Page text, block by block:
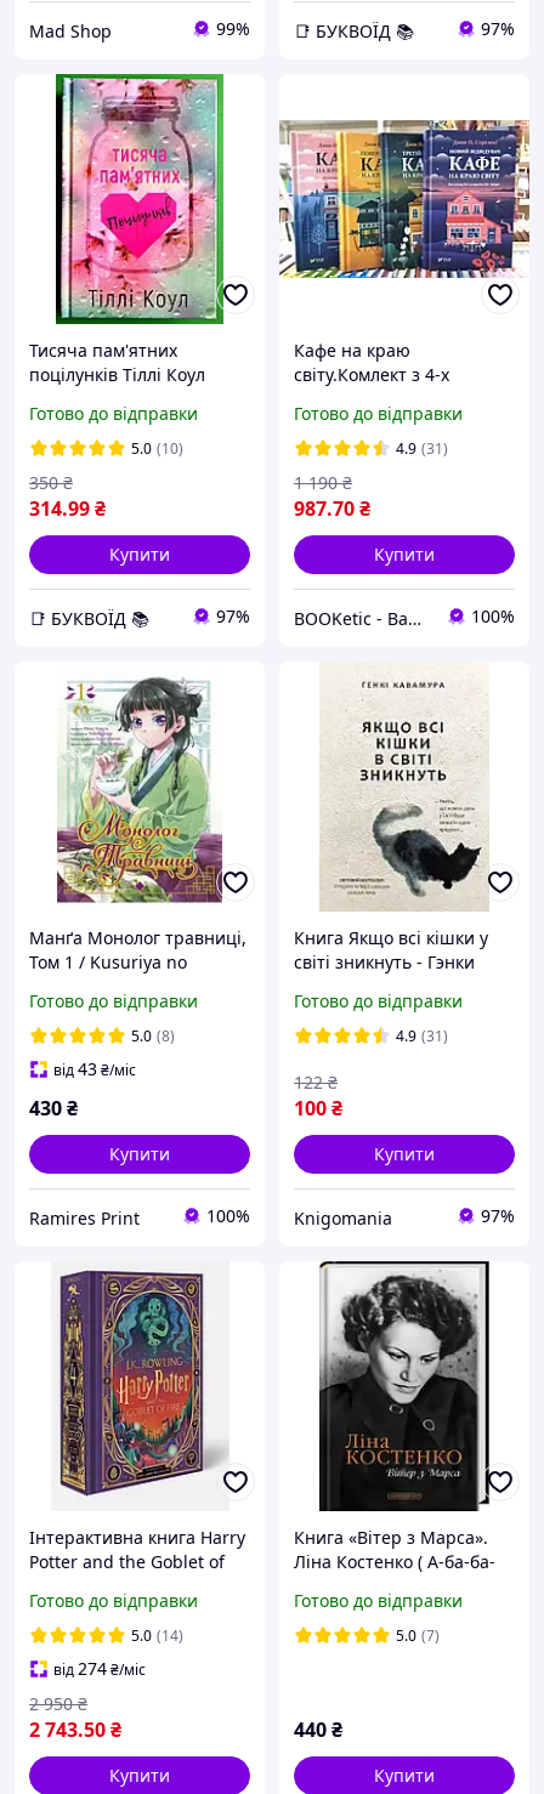
Mad Shop 99% 📑 БУКВОЇД 📚 97%
Тисяча пам'ятних
поцілунків Тіллі Коул
памятних поцілунків
Готово до відправки
5.0 (10)
314.99₴
350 ₴
Купити
📑 БУКВОЇД 📚 97%
Кафе на краю
світу.Комлект з 4-х
обкладинка.
Готово до відправки
4.9 (31)
987.70₴
1 190 ₴
Купити
BOOKetic - Ваш книжковий магазин 100%
Манґа Монолог травниці,
Том 1 / Kusuriya no
Готово до відправки
5.0 (8)
від43₴/міс
430₴
Купити
Ramires Print 100%
Книга Якщо всі кішки у
світі зникнуть - Гэнки
мова, М'яка обкладинка)
Готово до відправки
4.9 (31)
100₴
122 ₴
Купити
Knigomania 97%
Інтерактивна книга Harry
Potter and the Goblet of
Edition)
Готово до відправки
5.0 (14)
від274₴/міс
2 743.50₴
2 950 ₴
Купити
Книга «Вітер з Марса».
Ліна Костенко ( А-ба-ба-
Готово до відправки
5.0 (7)
440₴
Купити